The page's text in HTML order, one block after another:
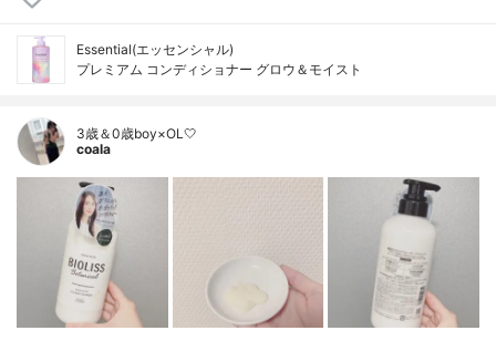
Essential(エッセンシャル)
プレミアム コンディショナー グロウ＆モイスト
3歳＆0歳boy×OL🤍
coala